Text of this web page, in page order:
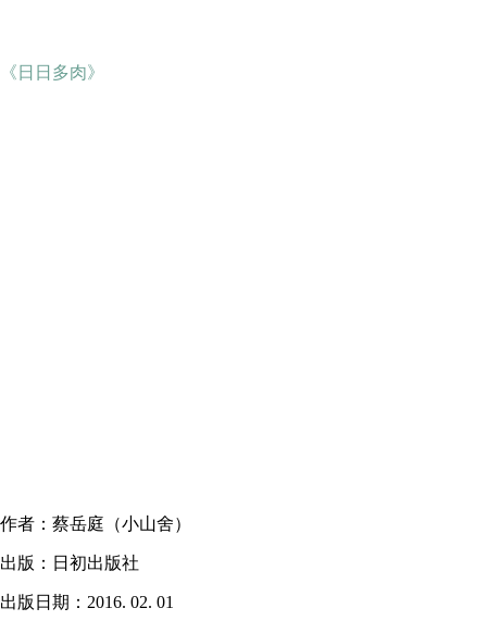
《日日多肉》
作者：蔡岳庭（小山舍）
出版：日初出版社
出版日期：2016. 02. 01